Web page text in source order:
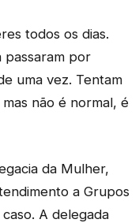
todos os dias.
passaram por
uma vez. Tentam
não é normal, é
da Mulher,
a Grupos
A delegada